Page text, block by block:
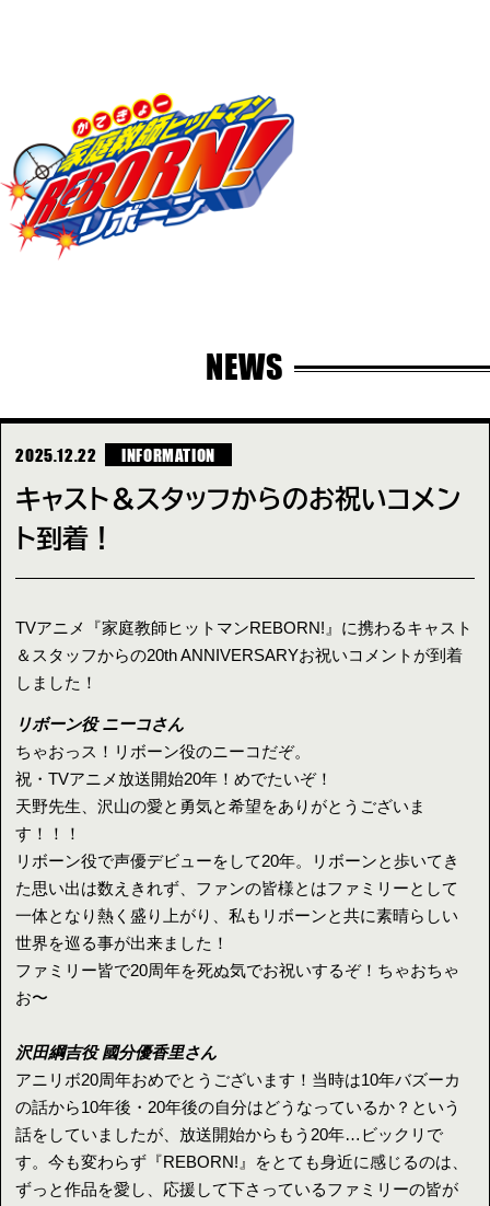
NEWS
2025.12.22 INFORMATION
キャスト＆スタッフからのお祝いコメン
ト到着！
TVアニメ『家庭教師ヒットマンREBORN!』に携わるキャスト
＆スタッフからの20th ANNIVERSARYお祝いコメントが到着
しました！
リボーン役 ニーコさん
ちゃおっス！リボーン役のニーコだぞ。
祝・TVアニメ放送開始20年！めでたいぞ！
天野先生、沢山の愛と勇気と希望をありがとうございま
す！！！
リボーン役で声優デビューをして20年。リボーンと歩いてき
た思い出は数えきれず、ファンの皆様とはファミリーとして
一体となり熱く盛り上がり、私もリボーンと共に素晴らしい
世界を巡る事が出来ました！
ファミリー皆で20周年を死ぬ気でお祝いするぞ！ちゃおちゃ
お〜
沢田綱吉役 國分優香里さん
アニリボ20周年おめでとうございます！当時は10年バズーカ
の話から10年後・20年後の自分はどうなっているか？という
話をしていましたが、放送開始からもう20年…ビックリで
す。今も変わらず『REBORN!』をとても身近に感じるのは、
ずっと作品を愛し、応援して下さっているファミリーの皆が